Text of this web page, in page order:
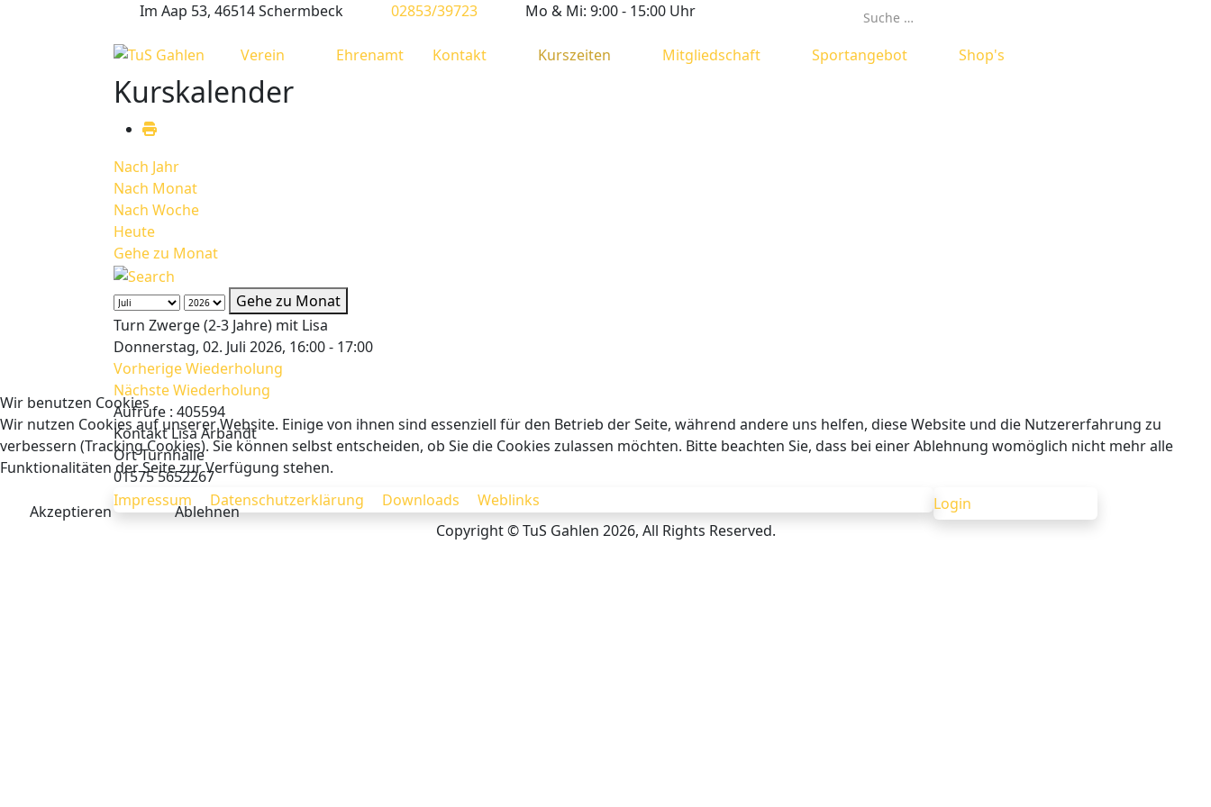
Im Aap 53, 46514 Schermbeck 02853/39723 Mo & Mi: 9:00 - 15:00 Uhr Suchen
Verein Ehrenamt Kontakt Kurszeiten Mitgliedschaft Sportangebot Shop's
Kurskalender
Nach Jahr
Nach Monat
Nach Woche
Heute
Gehe zu Monat
Gehe zu Monat
Turn Zwerge (2-3 Jahre) mit Lisa
Donnerstag, 02. Juli 2026, 16:00 - 17:00
Vorherige Wiederholung
Nächste Wiederholung
Aufrufe : 405594
KontaktLisa Arbandt
OrtTurnhalle
01575 5652267
Impressum
Datenschutzerklärung Downloads Weblinks
Login
Copyright © TuS Gahlen 2026, All Rights Reserved.
Wir benutzen Cookies
Wir nutzen Cookies auf unserer Website. Einige von ihnen sind essenziell für den Betrieb der Seite, während andere uns helfen, diese Website und die Nutzererfahrung zu
verbessern (Tracking Cookies). Sie können selbst entscheiden, ob Sie die Cookies zulassen möchten. Bitte beachten Sie, dass bei einer Ablehnung womöglich nicht mehr alle
Funktionalitäten der Seite zur Verfügung stehen.
Akzeptieren Ablehnen